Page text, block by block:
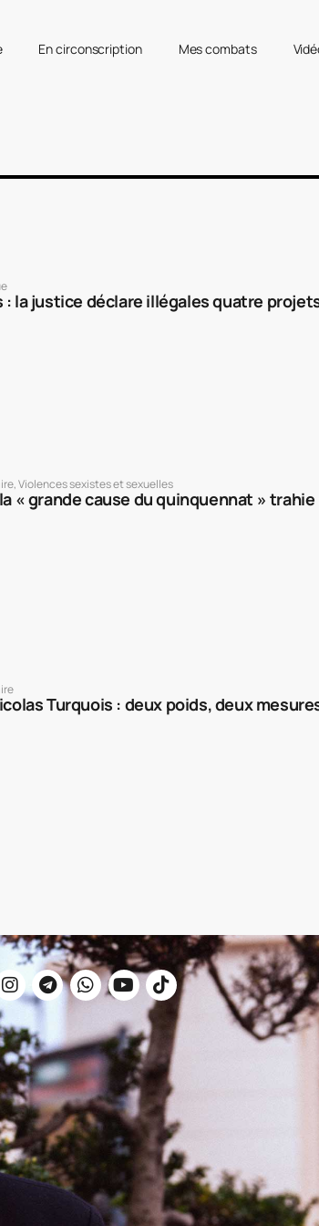
En circonscription Mes combats
: la justice déclare illégales quatre
,Violences sexistes et sexuelles
« grande cause du quinquennat »
Turquois : deux poids, deux